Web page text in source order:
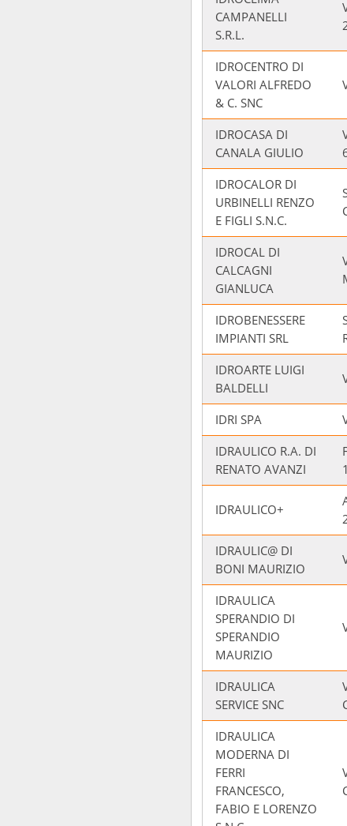
CAMPANELLI
S.R.L.
IDROCENTRO DI
VALORI ALFREDO
& C. SNC
IDROCASA DI
CANALA GIULIO
IDROCALOR DI
URBINELLI RENZO
E FIGLI S.N.C.
IDROCAL DI
CALCAGNI
GIANLUCA
IDROBENESSERE
IMPIANTI SRL
IDROARTE LUIGI
BALDELLI
IDRI SPA
IDRAULICO R.A. DI
RENATO AVANZI
IDRAULICO+
IDRAULIC@ DI
BONI MAURIZIO
IDRAULICA
SPERANDIO DI
SPERANDIO
MAURIZIO
IDRAULICA
SERVICE SNC
IDRAULICA
MODERNA DI
FERRI
FRANCESCO,
FABIO E LORENZO